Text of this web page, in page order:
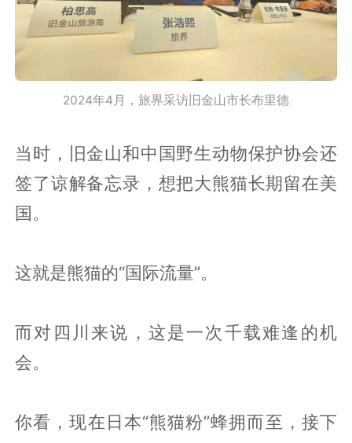
2024年4月，旅界采访旧金山市长布里德
当时，旧金山和中国野生动物保护协会还
签了谅解备忘录，想把大熊猫长期留在美
国。
这就是熊猫的“国际流量”。
而对四川来说，这是一次千载难逢的机
会。
你看，现在日本“熊猫粉”蜂拥而至，接下